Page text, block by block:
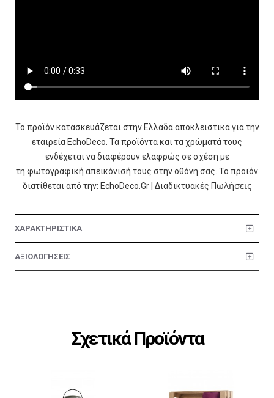
Το προϊόν κατασκευάζεται στην Ελλάδα αποκλειστικά για την
εταιρεία EchoDeco. Τα προϊόντα και τα χρώματά τους
ενδέχεται να διαφέρουν ελαφρώς σε σχέση με
τη φωτογραφική απεικόνισή τους στην οθόνη σας. Το προϊόν
διατίθεται από την: EchoDeco.Gr | Διαδικτυακές Πωλήσεις
ΧΑΡΑΚΤΗΡΙΣΤΙΚΑ
ΑΞΙΟΛΟΓΗΣΕΙΣ
Σχετικά Προϊόντα